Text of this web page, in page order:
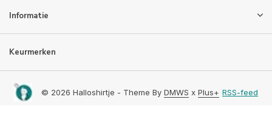
Informatie
Keurmerken
© 2026 Halloshirtje - Theme By DMWS x Plus+ RSS-feed